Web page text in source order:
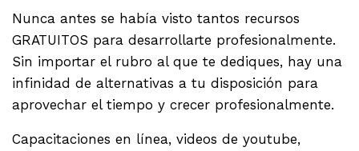
Nunca antes se había visto tantos recursos
GRATUITOS para desarrollarte profesionalmente.
Sin importar el rubro al que te dediques, hay una
infinidad de alternativas a tu disposición para
aprovechar el tiempo y crecer profesionalmente.
Capacitaciones en línea, videos de youtube,